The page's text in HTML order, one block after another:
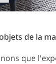
de la
que